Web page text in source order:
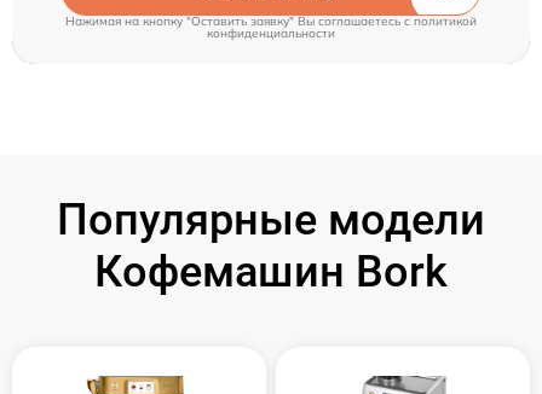
Нажимая на кнопку "Оставить заявку" Вы соглашаетесь cполитикой
конфиденциальности
Популярные модели
Кофемашин Bork